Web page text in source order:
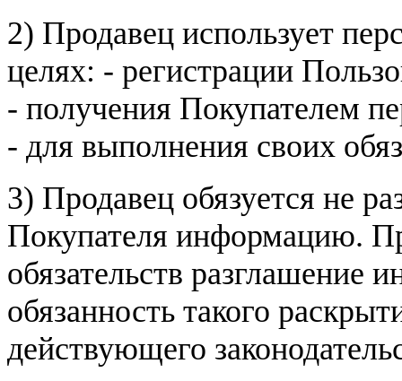
2) Продавец использует
целях: - регистрации
- получения Покупателем
- для выполнения своих
3) Продавец обязуется не
Покупателя информацию.
обязательств разглашение
обязанность такого
действующего